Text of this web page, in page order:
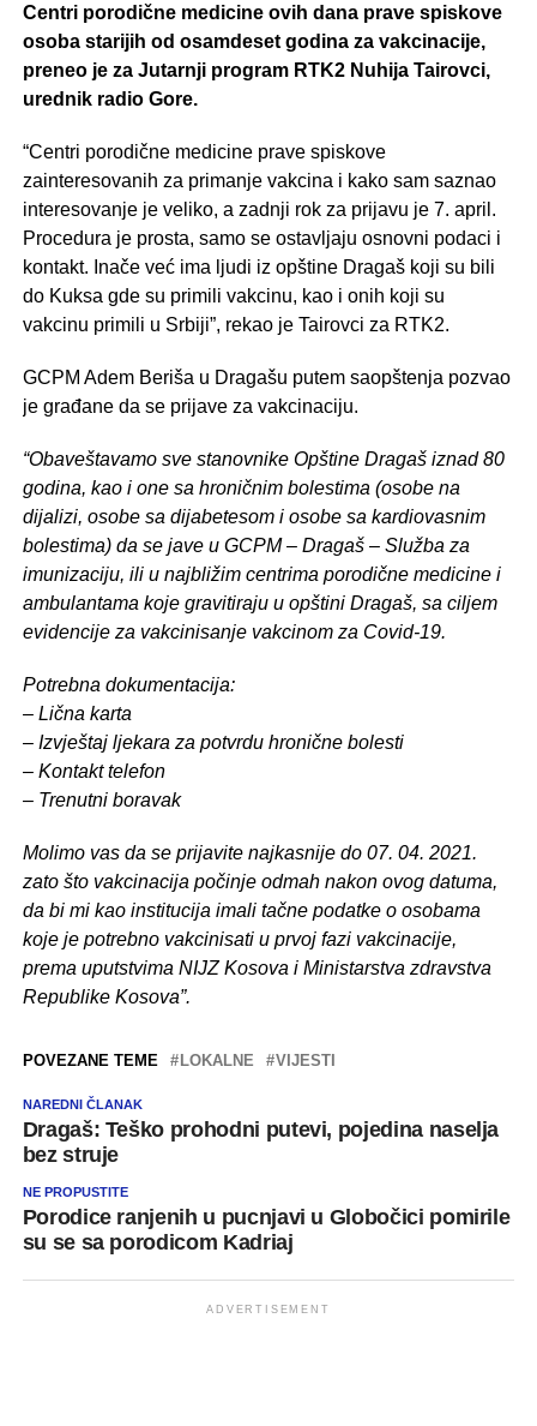
Centri porodične medicine ovih dana prave spiskove
osoba starijih od osamdeset godina za vakcinacije,
preneo je za Jutarnji program RTK2 Nuhija Tairovci,
urednik radio Gore.
“Centri porodične medicine prave spiskove
zainteresovanih za primanje vakcina i kako sam saznao
interesovanje je veliko, a zadnji rok za prijavu je 7. april.
Procedura je prosta, samo se ostavljaju osnovni podaci i
kontakt. Inače već ima ljudi iz opštine Dragaš koji su bili
do Kuksa gde su primili vakcinu, kao i onih koji su
vakcinu primili u Srbiji”, rekao je Tairovci za RTK2.
GCPM Adem Beriša u Dragašu putem saopštenja pozvao
je građane da se prijave za vakcinaciju.
“Obaveštavamo sve stanovnike Opštine Dragaš iznad 80
godina, kao i one sa hroničnim bolestima (osobe na
dijalizi, osobe sa dijabetesom i osobe sa kardiovasnim
bolestima) da se jave u GCPM – Dragaš – Služba za
imunizaciju, ili u najbližim centrima porodične medicine i
ambulantama koje gravitiraju u opštini Dragaš, sa ciljem
evidencije za vakcinisanje vakcinom za Covid-19.
Potrebna dokumentacija:
– Lična karta
– Izvještaj ljekara za potvrdu hronične bolesti
– Kontakt telefon
– Trenutni boravak
Molimo vas da se prijavite najkasnije do 07. 04. 2021.
zato što vakcinacija počinje odmah nakon ovog datuma,
da bi mi kao institucija imali tačne podatke o osobama
koje je potrebno vakcinisati u prvoj fazi vakcinacije,
prema uputstvima NIJZ Kosova i Ministarstva zdravstva
Republike Kosova”.
POVEZANE TEME LOKALNE VIJESTI
NAREDNI ČLANAK
Dragaš: Teško prohodni putevi, pojedina naselja
bez struje
NE PROPUSTITE
Porodice ranjenih u pucnjavi u Globočici pomirile
su se sa porodicom Kadriaj
ADVERTISEMENT